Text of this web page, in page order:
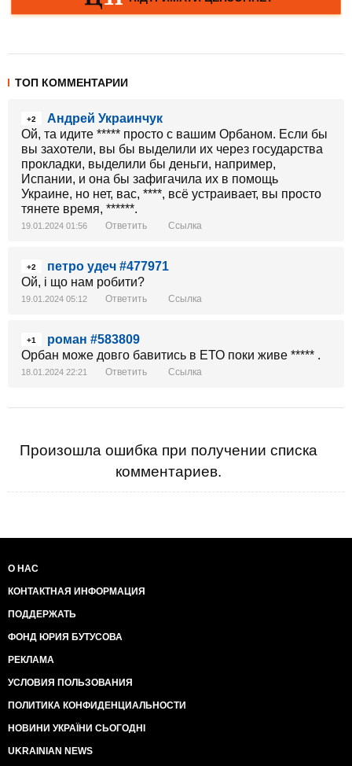
ТОП КОММЕНТАРИИ
+2
Андрей Украинчук
Ой, та идите ***** просто с вашим Орбаном. Если бы
вы захотели, вы бы выделили их через государства
прокладки, выделили бы деньги, например,
Испании, и она бы зафигачила их в помощь
Украине, но нет, вас, ****, всё устраивает, вы просто
тянете время, ******.
19.01.2024 01:56 Ответить Ссылка
+2
петро удеч #477971
Ой, і що нам робити?
19.01.2024 05:12 Ответить Ссылка
+1
роман #583809
Орбан може довго бавитись в ЕТО поки живе ***** .
18.01.2024 22:21 Ответить Ссылка
Произошла ошибка при получении списка
комментариев.
О НАС
КОНТАКТНАЯ ИНФОРМАЦИЯ
ПОДДЕРЖАТЬ
ФОНД ЮРИЯ БУТУСОВА
РЕКЛАМА
УСЛОВИЯ ПОЛЬЗОВАНИЯ
ПОЛИТИКА КОНФИДЕНЦИАЛЬНОСТИ
НОВИНИ УКРАЇНИ СЬОГОДНІ
UKRAINIAN NEWS